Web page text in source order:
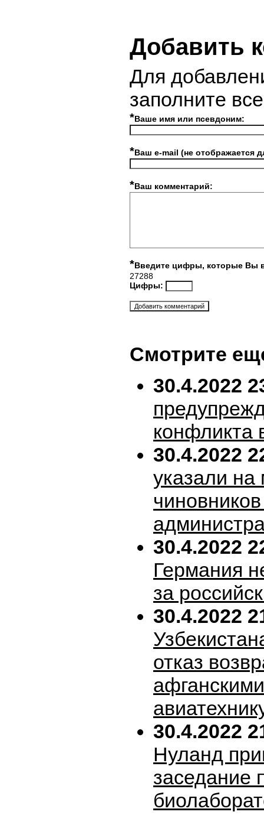
Добавить
Для
заполните
*Ваше имя или псевдоним:
*Ваш e-mail (не отображается
*Ваш комментарий:
*Введите цифры, которые Вы
27288
Цифры:
Смотрите
30.4.2022
конфликта
30.4.2022
указали на
30.4.2022
Германия
за
30.4.2022
отказ
30.4.2022
Нуланд
заседание